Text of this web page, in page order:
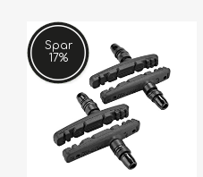
Spar
17%